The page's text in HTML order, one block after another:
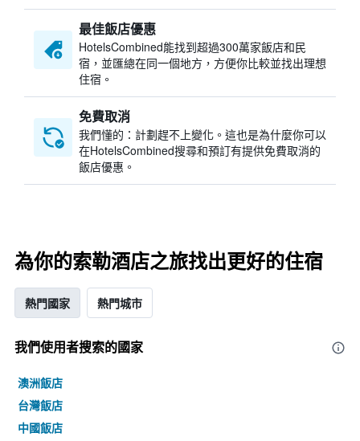
最佳飯店優惠
HotelsCombined​能找到超過300萬家飯店和民
宿，並匯總在同一個地方，方便你比較並找出理想
住宿。
免費取消
我們懂的：計劃趕不上變化。這也是為什麼你可以
在HotelsCombined搜尋和預訂有提供免費取消的
飯店優惠。
為你的索勒酒店之旅找出更好的住宿
熱門國家 熱門城市
我們使用者搜索的國家
澳洲飯店
台灣飯店
中國飯店